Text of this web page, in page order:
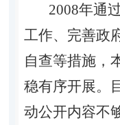
2008年通
工作、完善政
自查等措施，
稳有序开展。
动公开内容不